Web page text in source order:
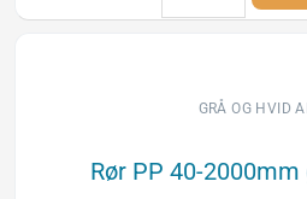
40-
afløbsrør
GRÅ OG HVID
Rør PP 40-